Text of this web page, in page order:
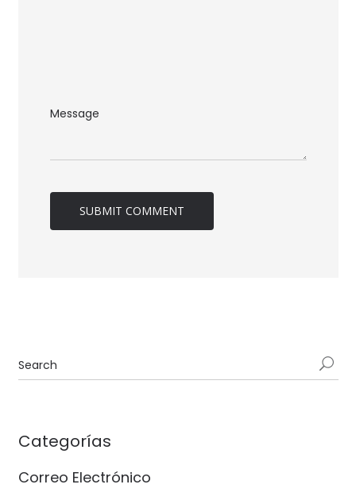
Categorías
Correo Electrónico